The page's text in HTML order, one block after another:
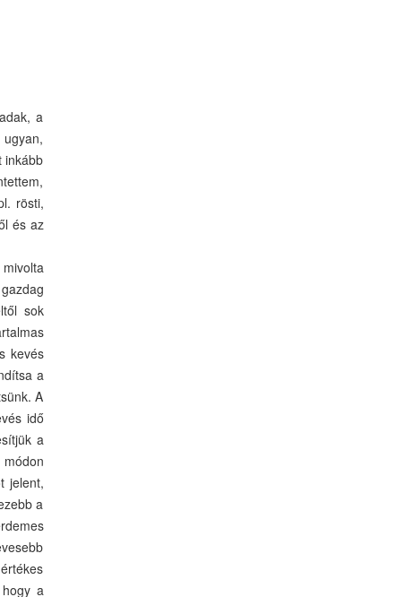
a
inkább
rösti,
és az
sok
kevés
a
A
idő
a
jelent,
a
a